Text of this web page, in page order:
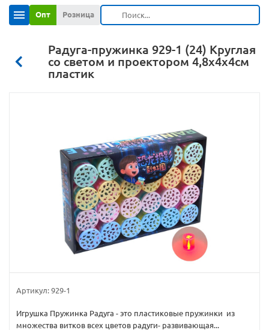
Опт Розница
Радуга-пружинка 929-1 (24) Круглая
со светом и проектором 4,8х4х4см
пластик
Артикул: 929-1
Игрушка Пружинка Радуга - это пластиковые пружинки из
множества витков всех цветов радуги- развивающая...